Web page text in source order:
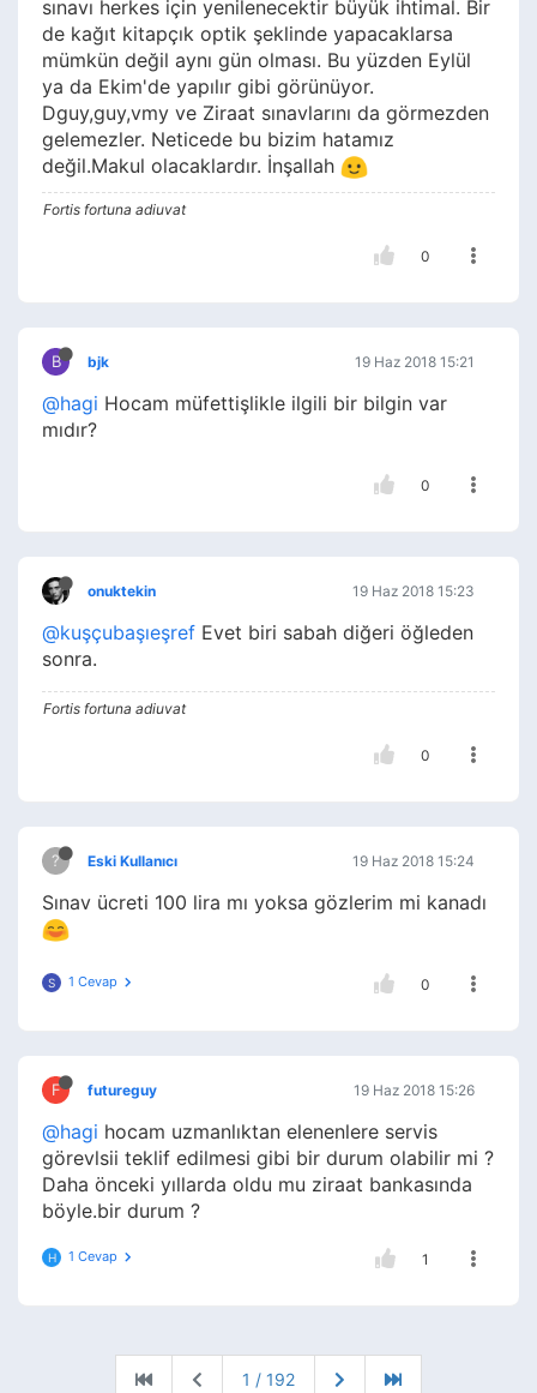
sınavı herkes için yenilenecektir büyük ihtimal. Bir
de kağıt kitapçık optik şeklinde yapacaklarsa
mümkün değil aynı gün olması. Bu yüzden Eylül
ya da Ekim'de yapılır gibi görünüyor.
Dguy,guy,vmy ve Ziraat sınavlarını da görmezden
gelemezler. Neticede bu bizim hatamız
değil.Makul olacaklardır. İnşallah
Fortis fortuna adiuvat
0
B bjk 19 Haz 2018 15:21
@hagi Hocam müfettişlikle ilgili bir bilgin var
mıdır?
0
onuktekin 19 Haz 2018 15:23
@kuşçubaşıeşref Evet biri sabah diğeri öğleden
sonra.
Fortis fortuna adiuvat
0
? Eski Kullanıcı 19 Haz 2018 15:24
Sınav ücreti 100 lira mı yoksa gözlerim mi kanadı
S 1 Cevap 0
F futureguy 19 Haz 2018 15:26
@hagi hocam uzmanlıktan elenenlere servis
görevlsii teklif edilmesi gibi bir durum olabilir mi ?
Daha önceki yıllarda oldu mu ziraat bankasında
böyle.bir durum ?
H 1 Cevap 1
1 / 192